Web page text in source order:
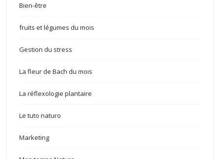
Bien-être
fruits et légumes du mois
Gestion du stress
La fleur de Bach du mois
La réflexologie plantaire
Le tuto naturo
Marketing